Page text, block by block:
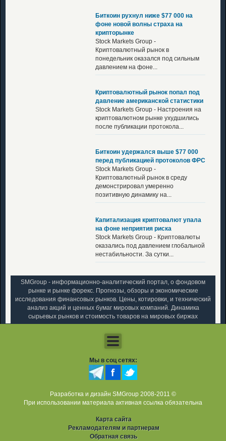
Биткоин рухнул ниже $77 000 на
фоне новой волны страха на
крипторынке
Stock Markets Group -
Криптовалютный рынок в
понедельник оказался под сильным
давлением на фоне...
Криптовалютный рынок попал под
давление американской статистики
Stock Markets Group - Настроения на
криптовалютном рынке ухудшились
после публикации протокола...
Биткоин удержался выше $77 000
перед публикацией протоколов ФРС
Stock Markets Group -
Криптовалютный рынок в среду
демонстрировал умеренно
позитивную динамику на...
Капитализация криптовалют упала
на фоне неприятия риска
Stock Markets Group - Криптовалюты
оказались под давлением глобальной
нестабильности. За сутки...
SMGroup - информационно-аналитический портал, о фондовом
рынке и рынке форекс. Прогнозы, обзоры и экономические
исследования финансовых рынков. Цены, котировки, и технический
анализ акций и ценных бумаг мировых компаний. Динамика
сырьевых рынков и стоимость товаров на мировых биржах
Мы в соц сетях:
Разработка и дизайн SMGroup 2008-2011 ©
При использовании материала активная ссылка обязательна
Карта сайта
Рекламодателям и партнерам
Обратная связь